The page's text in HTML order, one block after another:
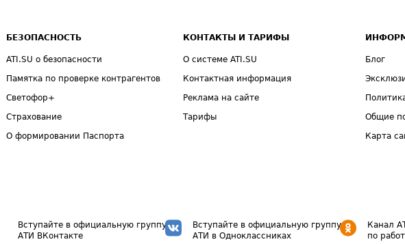
БЕЗОПАСНОСТЬ
ATI.SU о безопасности
Памятка по проверке контрагентов
Светофор+
Страхование
О формировании Паспорта
КОНТАКТЫ И ТАРИФЫ
О системе ATI.SU
Контактная информация
Реклама на сайте
Тарифы
Блог
Общие
Карта
Вступайте в официальную группу
АТИ ВКонтакте
Вступайте в официальную группу
АТИ в Одноклассниках
Канал
по